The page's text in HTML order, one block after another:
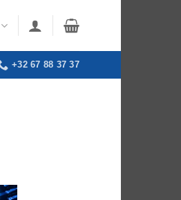
+32 67 88 37 37